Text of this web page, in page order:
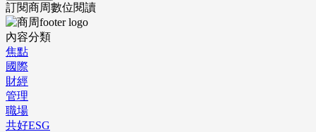
訂閱商周數位閱讀
內容分類
焦點
國際
財經
管理
職場
共好ESG